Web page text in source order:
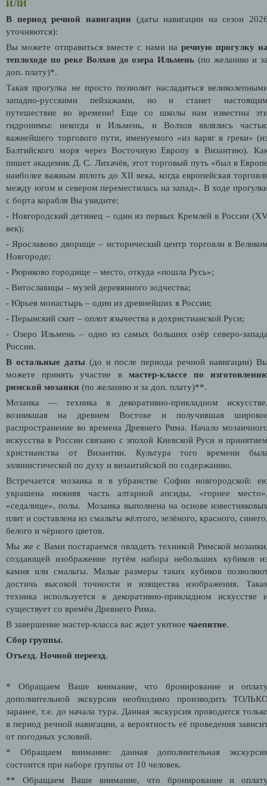
ИЛИ
В период речной навигации (даты навигации на сезон
уточняются):
Вы можете отправиться вместе с нами наречную прогулку
теплоходе по реке Волхов до озера Ильмень (по желанию и
доп. плату)*.
Такая прогулка не просто позволит насладиться
западно-русскими пейзажами, но и станет
путешествие во времени! Еще со школы нам известны
гидронимы: некогда и Ильмень, и Волхов являлись
важнейшего торгового пути, именуемого «из варяг в греки»
Балтийского моря через Восточную Европу в Византию).
пишет академик Д. С. Лихачёв, этот торговый путь «был в
наиболее важным вплоть до XII века, когда европейская
между югом и севером переместилась на запад». В ходе
с борта корабля Вы увидите:
- Новгородский детинец – один из первых Кремлей в России
век);
- Ярославово дворище – исторический центр торговли в
Новгороде;
- Рюриково городище – место, откуда «пошла Русь»;
- Витославицы – музей деревянного зодчества;
- Юрьев монастырь – один из древнейших в России;
- Перынский скит – оплот язычества в дохристианской Руси;
- Озеро Ильмень – одно из самых больших озёр северо-
России.
В остальные даты (до и после периода речной навигации)
можете принять участие вмастер-классе по
римской мозаики (по желанию и за доп. плату)**.
Мозаика — техника в декоративно-прикладном
возникшая на древнем Востоке и получившая
распространение во времена Древнего Рима. Начало
искусства в России связано с эпохой Киевской Руси и
христианства от Византии. Культура того времени
эллинистической по духу и византийской по содержанию.
Встречается мозаика и в убранстве Софии новгородской:
украшена нижняя часть алтарной апсиды, «горнее
«седалище», полы. Мозаика выполнена на основе
плит и составлена из смальты жёлтого, зелёного, красного,
белого и чёрного цветов.
Мы же с Вами постараемся овладеть техникой Римской
создающей изображение путём набора небольших кубиков
камня или смальты. Малые размеры таких кубиков
достичь высокой точности и изящества изображения.
техника используется в декоративно-прикладном искусстве
существует со времён Древнего Рима.
В завершение мастер-класса вас ждет уютное чаепитие.
Сбор группы.
Отъезд. Ночной переезд.
* Обращаем Ваше внимание, что бронирование и
дополнительной экскурсии необходимо производить
заранее, т.е. до начала тура. Данная экскурсия проводится
в период речной навигации, а вероятность её проведения
от погодных условий.
* Обращаем внимание: данная дополнительная
состоится при наборе группы от 10 человек.
** Обращаем Ваше внимание, что бронирование и